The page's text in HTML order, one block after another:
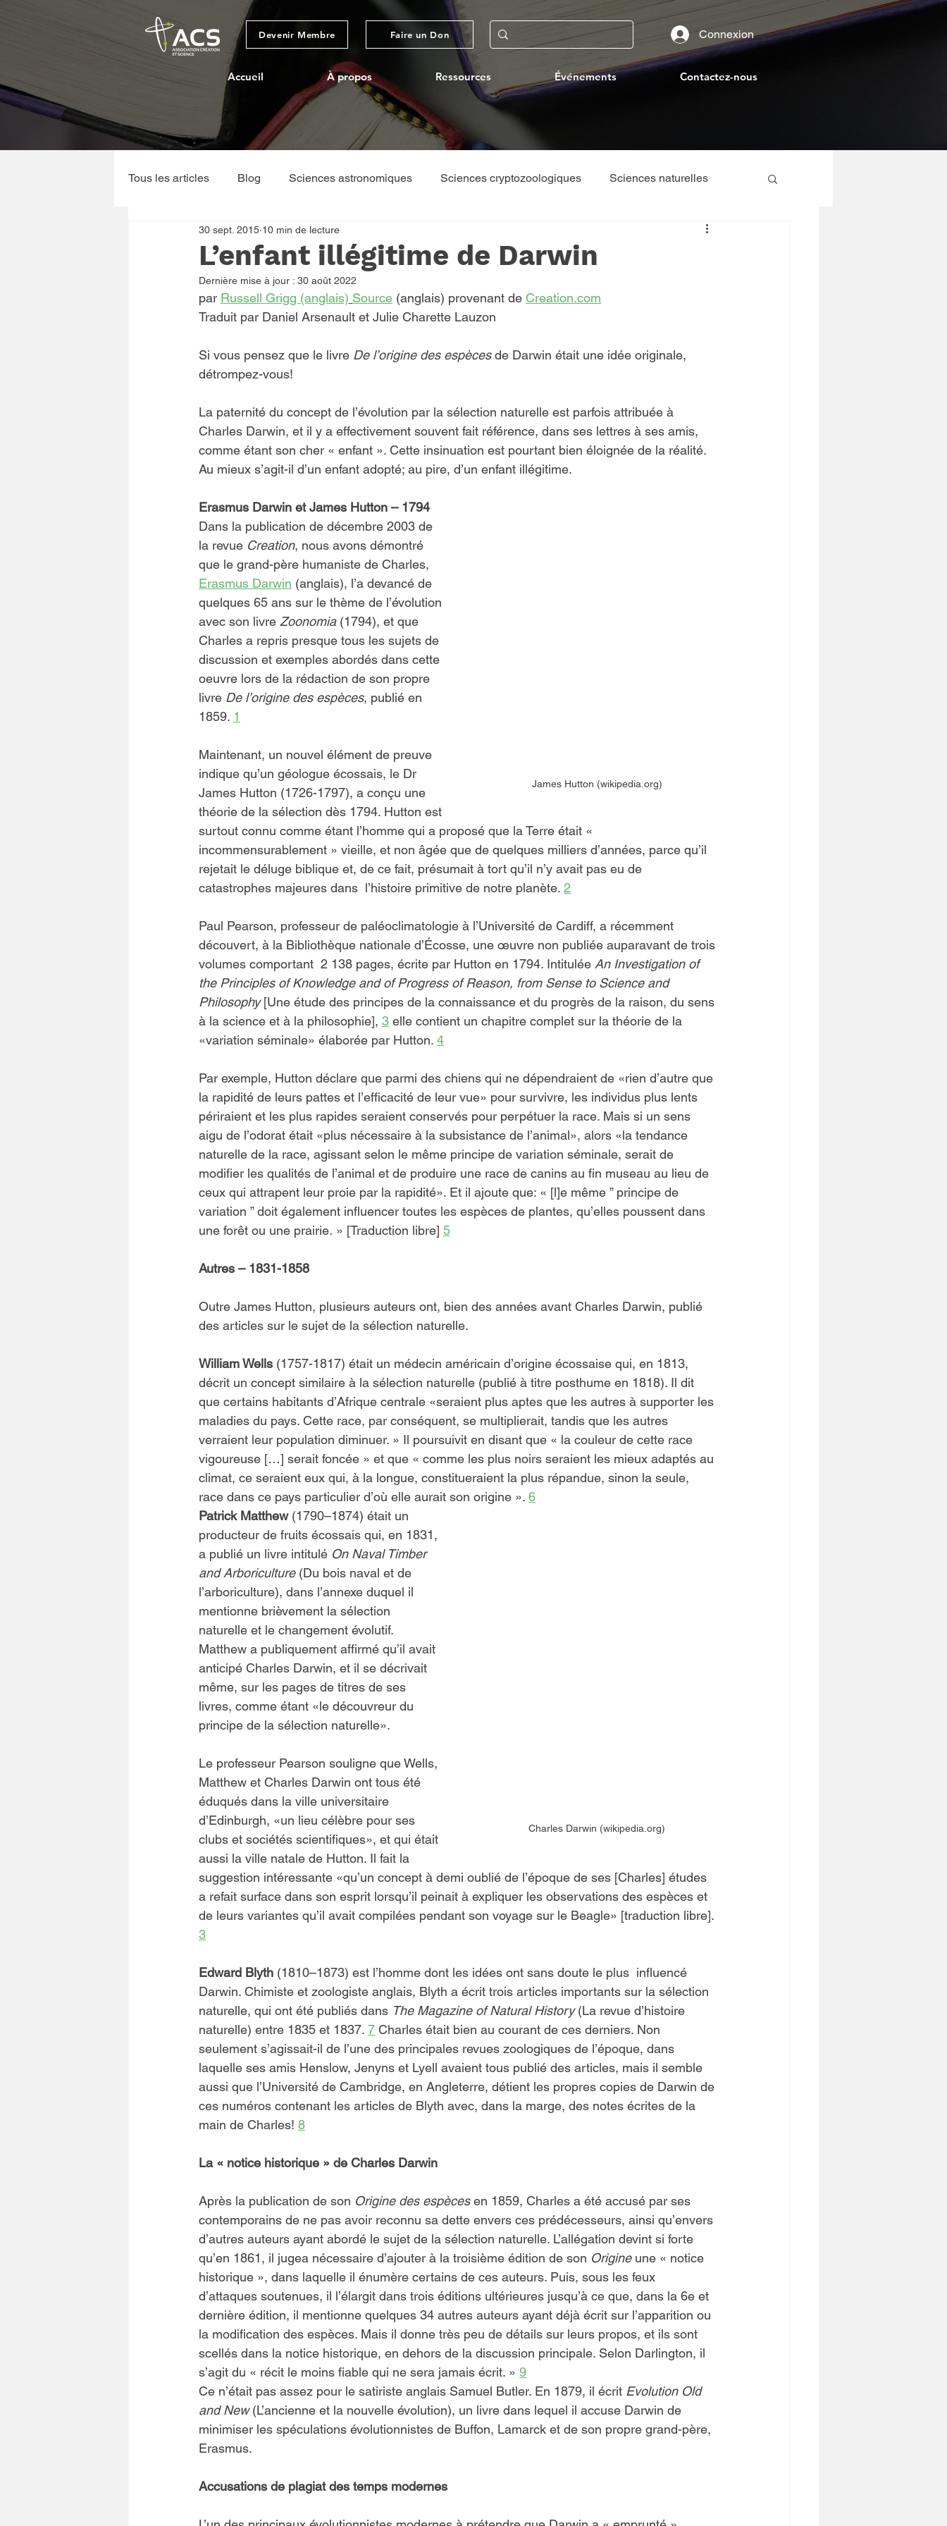
Devenir Membre Faire un Don Connexion
Accueil À propos Ressources Événements Contactez-nous
Tous les articles Blog Sciences astronomiques Sciences cryptozoologiques Sciences naturelles
Sciences physiques et géologiques
L’enfant illégitime de Darwin
30 sept. 2015 10 min de lecture
Dernière mise à jour : 30 août 2022
par Russell Grigg (anglais) Source (anglais) provenant de Creation.com
Traduit par Daniel Arsenault et Julie Charette Lauzon
Si vous pensez que le livre De l’origine des espèces de Darwin était une idée originale,
détrompez-vous!
La paternité du concept de l’évolution par la sélection naturelle est parfois attribuée à
Charles Darwin, et il y a effectivement souvent fait référence, dans ses lettres à ses amis,
comme étant son cher « enfant ». Cette insinuation est pourtant bien éloignée de la réalité.
Au mieux s’agit-il d’un enfant adopté; au pire, d’un enfant illégitime.
Erasmus Darwin et James Hutton – 1794
James Hutton (wikipedia.org)
Dans la publication de décembre 2003 de
la revue Creation, nous avons démontré
que le grand-père humaniste de Charles,
Erasmus Darwin (anglais), l’a devancé de
quelques 65 ans sur le thème de l’évolution
avec son livre Zoonomia (1794), et que
Charles a repris presque tous les sujets de
discussion et exemples abordés dans cette
oeuvre lors de la rédaction de son propre
livre De l’origine des espèces, publié en
1859. 1
Maintenant, un nouvel élément de preuve
indique qu’un géologue écossais, le Dr
James Hutton (1726-1797), a conçu une
théorie de la sélection dès 1794. Hutton est
surtout connu comme étant l’homme qui a proposé que la Terre était «
incommensurablement » vieille, et non âgée que de quelques milliers d’années, parce qu’il
rejetait le déluge biblique et, de ce fait, présumait à tort qu’il n’y avait pas eu de
catastrophes majeures dans  l’histoire primitive de notre planète. 2
Paul Pearson, professeur de paléoclimatologie à l’Université de Cardiff, a récemment
découvert, à la Bibliothèque nationale d’Écosse, une œuvre non publiée auparavant de trois
volumes comportant  2 138 pages, écrite par Hutton en 1794. Intitulée An Investigation of
the Principles of Knowledge and of Progress of Reason, from Sense to Science and
Philosophy [Une étude des principes de la connaissance et du progrès de la raison, du sens
à la science et à la philosophie], 3 elle contient un chapitre complet sur la théorie de la
«variation séminale» élaborée par Hutton. 4
Par exemple, Hutton déclare que parmi des chiens qui ne dépendraient de «rien d’autre que
la rapidité de leurs pattes et l’efficacité de leur vue» pour survivre, les individus plus lents
périraient et les plus rapides seraient conservés pour perpétuer la race. Mais si un sens
aigu de l’odorat était «plus nécessaire à la subsistance de l’animal», alors «la tendance
naturelle de la race, agissant selon le même principe de variation séminale, serait de
modifier les qualités de l’animal et de produire une race de canins au fin museau au lieu de
ceux qui attrapent leur proie par la rapidité». Et il ajoute que: « [l]e même ” principe de
variation ” doit également influencer toutes les espèces de plantes, qu’elles poussent dans
une forêt ou une prairie. » [Traduction libre] 5
Autres – 1831-1858
Outre James Hutton, plusieurs auteurs ont, bien des années avant Charles Darwin, publié
des articles sur le sujet de la sélection naturelle.
William Wells (1757-1817) était un médecin américain d’origine écossaise qui, en 1813,
décrit un concept similaire à la sélection naturelle (publié à titre posthume en 1818). Il dit
que certains habitants d’Afrique centrale «seraient plus aptes que les autres à supporter les
maladies du pays. Cette race, par conséquent, se multiplierait, tandis que les autres
verraient leur population diminuer. » Il poursuivit en disant que « la couleur de cette race
vigoureuse […] serait foncée » et que « comme les plus noirs seraient les mieux adaptés au
climat, ce seraient eux qui, à la longue, constitueraient la plus répandue, sinon la seule,
race dans ce pays particulier d’où elle aurait son origine ». 6
Charles Darwin (wikipedia.org)
Patrick Matthew (1790–1874) était un
producteur de fruits écossais qui, en 1831,
a publié un livre intitulé On Naval Timber
and Arboriculture (Du bois naval et de
l’arboriculture), dans l’annexe duquel il
mentionne brièvement la sélection
naturelle et le changement évolutif.
Matthew a publiquement affirmé qu’il avait
anticipé Charles Darwin, et il se décrivait
même, sur ​​les pages de titres de ses
livres, comme étant «le découvreur du
principe de la sélection naturelle».
Le professeur Pearson souligne que Wells,
Matthew et Charles Darwin ont tous été
éduqués dans la ville universitaire
d’Edinburgh, «un lieu célèbre pour ses
clubs et sociétés scientifiques», et qui était
aussi la ville natale de Hutton. Il fait la
suggestion intéressante «qu’un concept à demi oublié de l’époque de ses [Charles] études
a refait surface dans son esprit lorsqu’il peinait à expliquer les observations des espèces et
de leurs variantes qu’il avait compilées pendant son voyage sur le Beagle» [traduction libre].
3
Edward Blyth (1810–1873) est l’homme dont les idées ont sans doute le plus  influencé
Darwin. Chimiste et zoologiste anglais, Blyth a écrit trois articles importants sur la sélection
naturelle, qui ont été publiés dans The Magazine of Natural History (La revue d’histoire
naturelle) entre 1835 et 1837. 7 Charles était bien au courant de ces derniers. Non
seulement s’agissait-il de l’une des principales revues zoologiques de l’époque, dans
laquelle ses amis Henslow, Jenyns et Lyell avaient tous publié des articles, mais il semble
aussi que l’Université de Cambridge, en Angleterre, détient les propres copies de Darwin de
ces numéros contenant les articles de Blyth avec, dans la marge, des notes écrites de la
main de Charles! 8
La « notice historique » de Charles Darwin
Après la publication de son Origine des espèces en 1859, Charles a été accusé par ses
contemporains de ne pas avoir reconnu sa dette envers ces prédécesseurs, ainsi qu’envers
d’autres auteurs ayant abordé le sujet de ​​la sélection naturelle. L’allégation devint si forte
qu’en 1861, il jugea nécessaire d’ajouter à la troisième édition de son Origine une « notice
historique », dans laquelle il énumère certains de ces auteurs. Puis, sous les feux
d’attaques soutenues, il l’élargit dans trois éditions ultérieures jusqu’à ce que, dans la 6e et
dernière édition, il mentionne quelques 34 autres auteurs ayant déjà écrit sur ​​l’apparition ou
la modification des espèces. Mais il donne très peu de détails sur leurs propos, et ils sont
scellés dans la notice historique, en dehors de la discussion principale. Selon Darlington, il
s’agit du « récit le moins fiable qui ne sera jamais écrit. » 9
Ce n’était pas assez pour le satiriste anglais Samuel Butler. En 1879, il écrit Evolution Old
and New (L’ancienne et la nouvelle évolution), un livre dans lequel il accuse Darwin de
minimiser les spéculations évolutionnistes de Buffon, Lamarck et de son propre grand-père,
Erasmus.
Accusations de plagiat des temps modernes